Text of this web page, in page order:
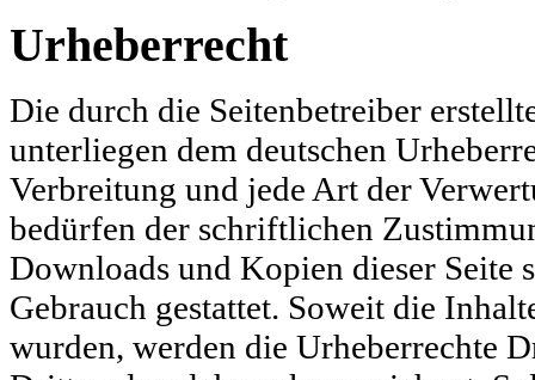
Urheberrecht
Die durch die Seitenbetreiber
unterliegen dem deutschen
Verbreitung und jede Art der
bedürfen der schriftlichen
Downloads und Kopien dieser
Gebrauch gestattet. Soweit die
wurden, werden die Urheberrechte